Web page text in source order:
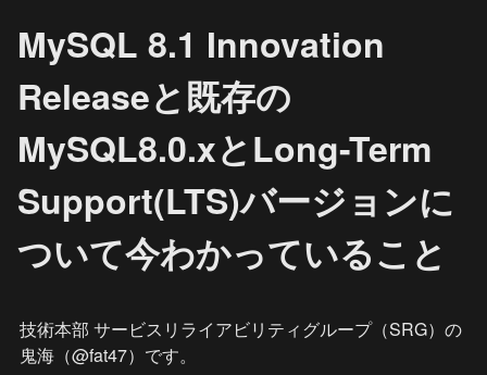
MySQL 8.1 Innovation
Releaseと既存の
MySQL8.0.xとLong-Term
Support(LTS)バージョンに
ついて今わかっていること
技術本部 サービスリライアビリティグループ（SRG）の
鬼海（@fat47）です。